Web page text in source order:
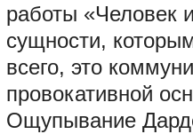
работы «Человек
сущности,
всего, это
провокативной
Ощупывание